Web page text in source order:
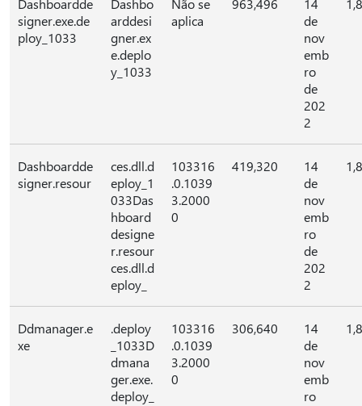
Dashboardde
signer.exe.de
ploy_1033
Dashbo
arddesi
gner.ex
e.deplo
y_1033
Não se
aplica
963,496
14
de
nov
emb
ro
de
202
2
Dashboardde
signer.resour
ces.dll.d
eploy_1
033Das
hboard
designe
r.resour
ces.dll.d
eploy_
103316
.0.1039
3.2000
0
419,320
14
de
nov
emb
ro
de
202
2
Ddmanager.e
xe
.deploy
_1033D
dmana
ger.exe.
deploy_
103316
.0.1039
3.2000
0
306,640
14
de
nov
emb
ro